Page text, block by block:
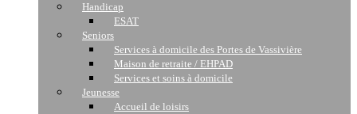
Handicap
ESAT
Seniors
Services à domicile des Portes de Vassivière
Maison de retraite / EHPAD
Services et soins à domicile
Jeunesse
Accueil de loisirs